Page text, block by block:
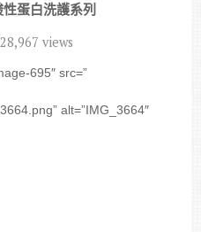
性蛋白洗護系列
28,967 views
695″ src=”
alt=”IMG_3664″